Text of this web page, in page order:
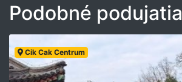
Podobné podujatia
Cik Cak Centrum